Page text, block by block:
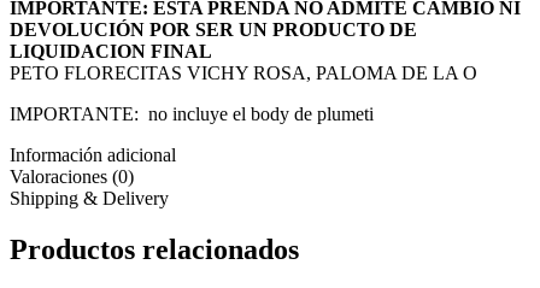
IMPORTANTE: ESTA PRENDA NO ADMITE CAMBIO NI
DEVOLUCIÓN POR SER UN PRODUCTO DE
LIQUIDACION FINAL
PETO FLORECITAS VICHY ROSA, PALOMA DE LA O
IMPORTANTE: no incluye el body de plumeti
Información adicional
Valoraciones (0)
Shipping & Delivery
Productos relacionados